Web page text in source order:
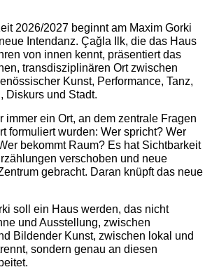
2026/2027 beginnt am Maxim Gorki
Intendanz. Çağla Ilk, die das Haus
von innen kennt, präsentiert das
transdisziplinären Ort zwischen
Kunst, Performance, Tanz,
Diskurs und Stadt.
immer ein Ort, an dem zentrale Fragen
formuliert wurden: Wer spricht? Wer
bekommt Raum? Es hat Sichtbarkeit
verschoben und neue
gebracht. Daran knüpft das neue
soll ein Haus werden, das nicht
und Ausstellung, zwischen
Bildender Kunst, zwischen lokal und
sondern genau an diesen